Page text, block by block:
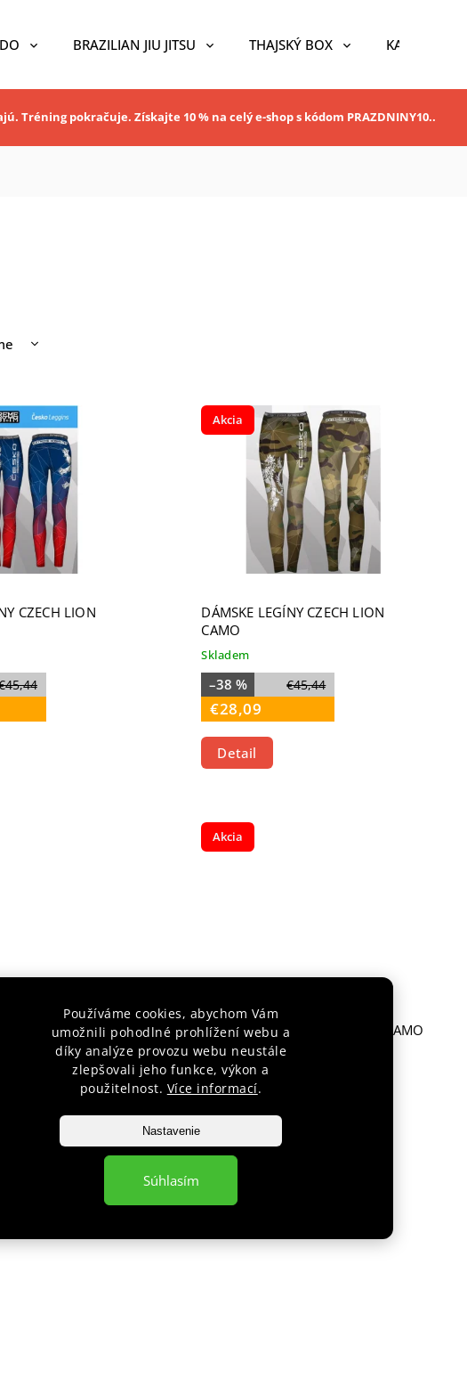
Používáme cookies, abychom Vám
umožnili pohodlné prohlížení webu a
díky analýze provozu webu neustále
zlepšovali jeho funkce, výkon a
použitelnost. Více informací.
Nastavenie
Súhlasím
BRAZILIAN JIU JITSU THAJSKÝ BOX KARATE
Tréning pokračuje. Získajte 10 % na celý e-shop s kódom PRAZDNINY10..
CZECH LION
Akcia
DÁMSKE LEGÍNY CZECH LION
CAMO
Skladem
€45,44
–38 %
€28,09
Detail
GAME VIKING
Akcia
PÁNSKE LEGÍNY CZECH LION CAMO
Skladem